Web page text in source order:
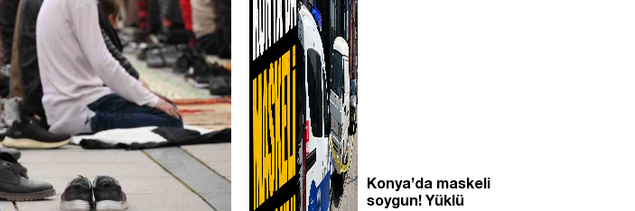
Konya’da maskeli
soygun! Yüklü